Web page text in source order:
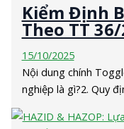
Kiểm Định
Theo TT
15/10/2025
Nội dung chính
nghiệp là gì?2. Quy